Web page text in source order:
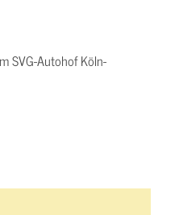
SVG-Autohof Köln-